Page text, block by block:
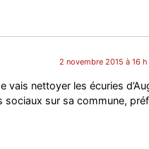
2 novembre 2015 à 16
nettoyer les écuries
sociaux sur sa commune,